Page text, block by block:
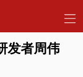
发者周伟